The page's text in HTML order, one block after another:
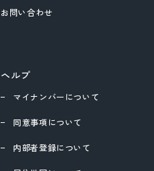
お問い合わせ
ヘルプ
マイナンバーについて
同意事項について
内部者登録について